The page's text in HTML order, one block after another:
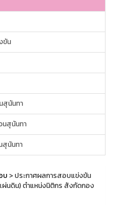
ขัน
สุนันทา
นสุนันทา
สุนันทา
บ > ประกาศผลการสอบแข่งขัน
นดิน) ตำแหน่งนิติกร สังกัดกอง